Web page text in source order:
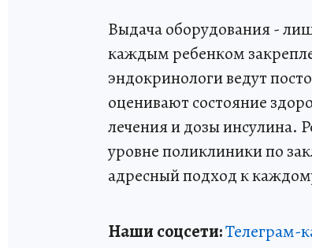
Выдача оборудования -
каждым ребенком
эндокринологи ведут
оценивают состояние
лечения и дозы инсулина.
уровне поликлиники по
адресный подход к
Наши соцсети:Телеграм-